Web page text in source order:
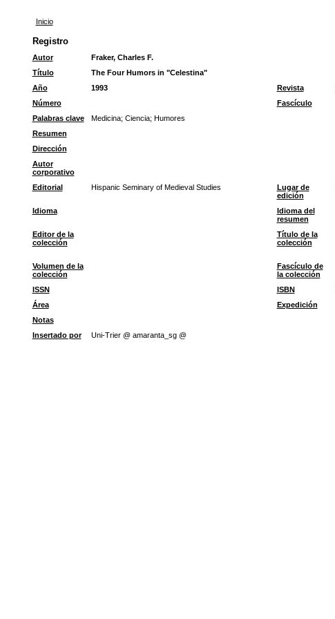
Inicio
Registro
Autor
Fraker, Charles F.
Título
The Four Humors in "Celestina"
Año
1993 Revista
Número
Fascículo
Palabras clave
Medicina; Ciencia; Humores
Resumen
Dirección
Autor
corporativo
Editorial Hispanic Seminary of Medieval Studies
Lugar de
edición
Idioma
Idioma del
resumen
Editor de la
colección
Título de la
colección
Volumen de la
colección
Fascículo de
la colección
ISSN ISBN
Área
Expedición
Notas
Insertado por
Uni-Trier @ amaranta_sg @